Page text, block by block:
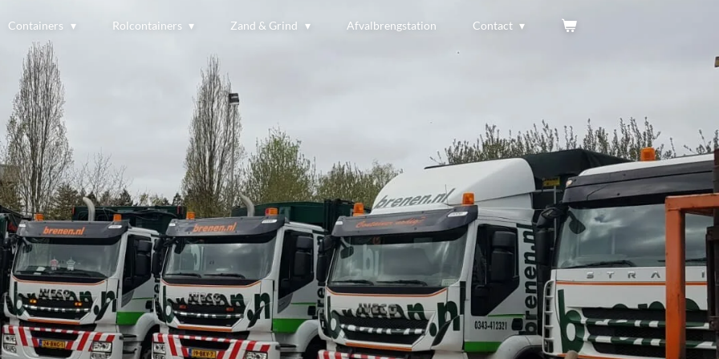
Containers Rolcontainers Zand & Grind Afvalbrengstation Contact